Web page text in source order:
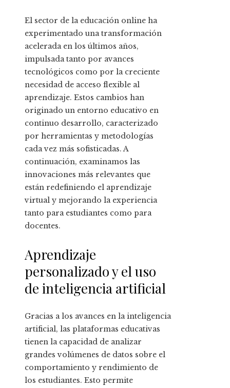
El sector de la educación online ha
experimentado una transformación
acelerada en los últimos años,
impulsada tanto por avances
tecnológicos como por la creciente
necesidad de acceso flexible al
aprendizaje. Estos cambios han
originado un entorno educativo en
continuo desarrollo, caracterizado
por herramientas y metodologías
cada vez más sofisticadas. A
continuación, examinamos las
innovaciones más relevantes que
están redefiniendo el aprendizaje
virtual y mejorando la experiencia
tanto para estudiantes como para
docentes.
Aprendizaje
personalizado y el uso
de inteligencia artificial
Gracias a los avances en la inteligencia
artificial, las plataformas educativas
tienen la capacidad de analizar
grandes volúmenes de datos sobre el
comportamiento y rendimiento de
los estudiantes. Esto permite